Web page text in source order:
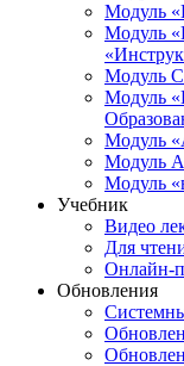
Модуль
Модуль
Модуль
Модуль
Модуль
Модуль
Модуль
Учебник
Видео
Для
Онлайн-
Обновления